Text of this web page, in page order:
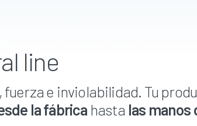
line
fuerza e inviolabilidad. Tu
la fábrica hasta las manos